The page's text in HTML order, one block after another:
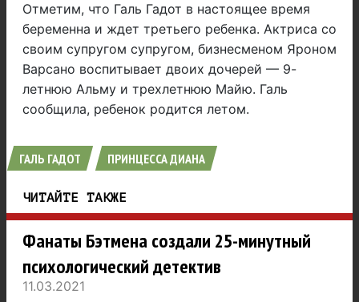
Отметим, что Галь Гадот в настоящее время
беременна и ждет третьего ребенка. Актриса со
своим супругом супругом, бизнесменом Яроном
Варсано воспитывает двоих дочерей — 9-
летнюю Альму и трехлетнюю Майю. Галь
сообщила, ребенок родится летом.
ГАЛЬ ГАДОТ ПРИНЦЕССА ДИАНА
ЧИТАЙТЕ ТАКЖЕ
Фанаты Бэтмена создали 25-минутный
психологический детектив
11.03.2021